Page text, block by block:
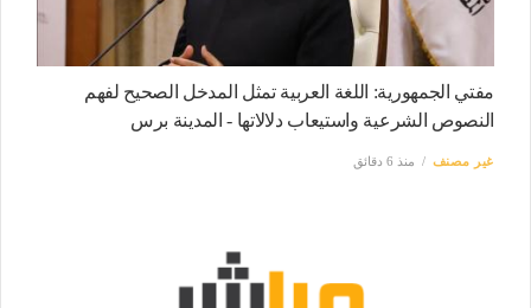
مفتي الجمهورية: اللغة العربية تمثل المدخل الصحيح لفهم
النصوص الشرعية واستيعاب دلالاتها - المدينة برس
غير مصنف منذ 6 دقائق